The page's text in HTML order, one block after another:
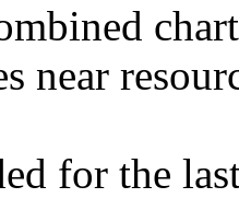
near
for the